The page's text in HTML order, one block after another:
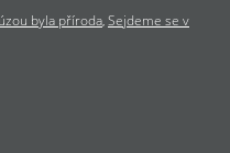
byla příroda Sejdeme se v